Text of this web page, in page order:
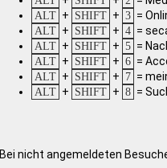
ALT + SHIFT + 3 =
ALT + SHIFT + 4 =
ALT + SHIFT + 5 =
ALT + SHIFT + 6 =
ALT + SHIFT + 7 =
ALT + SHIFT + 8 =
Bei nicht angemeldeten